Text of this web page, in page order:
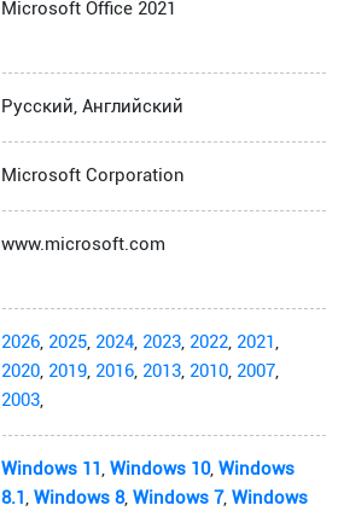
Microsoft Office 2021
Русский, Английский
Microsoft Corporation
www.microsoft.com
2026, 2025, 2024, 2023, 2022, 2021,
2020, 2019, 2016, 2013, 2010, 2007,
2003,
Windows 11,Windows 10,Windows
8.1,Windows 8,Windows 7,Windows